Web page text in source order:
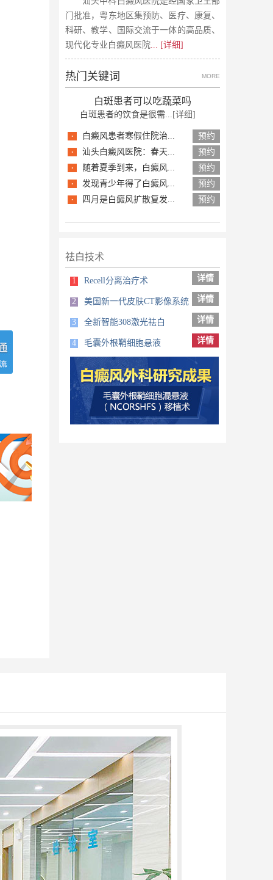
门批准，粤东地区集预防、医疗、康复、
科研、教学、国际交流于一体的高品质、
现代化专业白癜风医院... [详细]
热门关键词 MORE
白斑患者可以吃蔬菜吗
白斑患者的饮食是很需... [详细]
· 白癜风患者寒假住院治... 预约
· 汕头白癜风医院：春天... 预约
· 随着夏季到来，白癜风... 预约
· 发现青少年得了白癜风... 预约
· 四月是白癜风扩散复发... 预约
祛白技术
1 Recell分离治疗术 详情
美国新一代皮肤CT影像系统 详情
3 全新智能308激光祛白 详情
毛囊外根鞘细胞悬液 详情